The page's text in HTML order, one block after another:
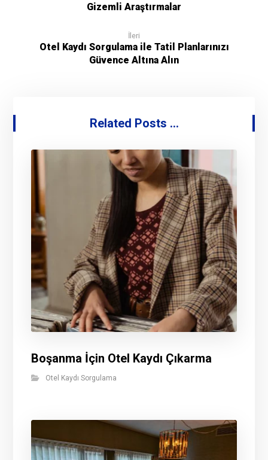
Gizemli Araştırmalar
İleri
Otel Kaydı Sorgulama ile Tatil Planlarınızı
Güvence Altına Alın
Related Posts ...
Boşanma İçin Otel Kaydı Çıkarma
Otel Kaydı Sorgulama